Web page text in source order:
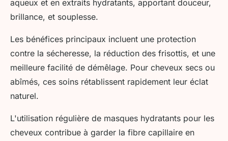
aqueux et en extraits hydratants, apportant douceur,
brillance, et souplesse.
Les bénéfices principaux incluent une protection
contre la sécheresse, la réduction des frisottis, et une
meilleure facilité de démêlage. Pour cheveux secs ou
abîmés, ces soins rétablissent rapidement leur éclat
naturel.
L'utilisation régulière de masques hydratants pour les
cheveux contribue à garder la fibre capillaire en